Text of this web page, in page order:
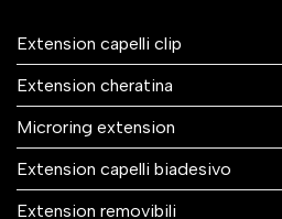
Extension capelli clip
Extension cheratina
Microring extension
Extension capelli biadesivo
Extension removibili